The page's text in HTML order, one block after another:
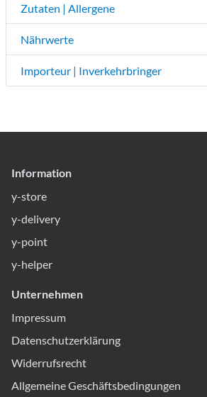
Zutaten | Allergene
Nährwerte
Importeur | Inverkehrbringer
Information
y-store
y-delivery
y-point
y-helper
Unternehmen
Impressum
Datenschutzerklärung
Widerrufsrecht
Allgemeine Geschäftsbedingungen